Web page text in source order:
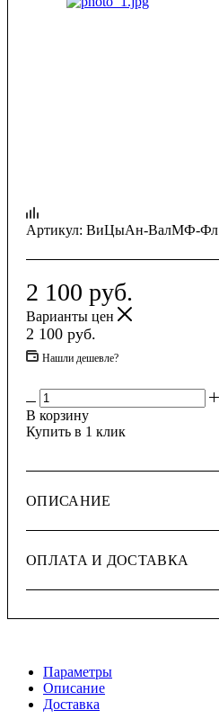
Артикул: ВиЦыАн-ВалМФ-Фл
2 100 руб.
Варианты цен
2 100 руб.
Нашли дешевле?
В корзину
Купить в 1 клик
ОПИСАНИЕ
ОПЛАТА И ДОСТАВКА
Параметры
Описание
Доставка